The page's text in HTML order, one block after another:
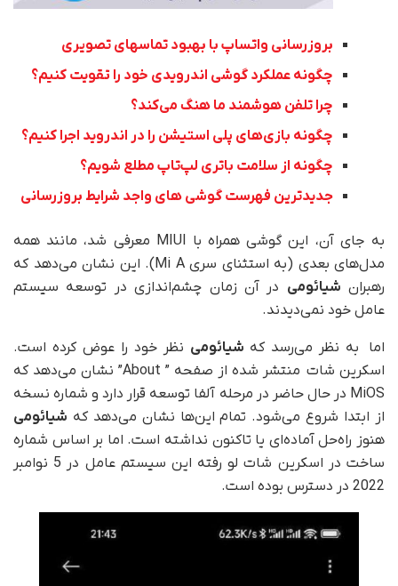
بروزرسانی واتساپ با بهبود تماسهای تصویری
چگونه عملکرد گوشی اندرویدی خود را تقویت کنیم؟
چرا تلفن هوشمند ما هنگ می‌کند؟
چگونه بازی‌های پلی استیشن را در اندروید اجرا کنیم؟
چگونه از سلامت باتری لپ‌تاپ مطلع شویم؟
جدیدترین فهرست گوشی های واجد شرایط بروزرسانی
به جای آن، این گوشی همراه با MIUI معرفی شد، مانند همه
مدل‌های بعدی (به استثنای سری Mi A). این نشان می‌دهد که
رهبران شیائومیدر آن زمان چشم‌اندازی در توسعه سیستم
عامل خود نمی‌دیدند.
اما به نظر می‌رسد که شیائومینظر خود را عوض کرده است.
اسکرین شات منتشر شده از صفحه ” About” نشان می‌دهد که
MiOS در حال حاضر در مرحله آلفا توسعه قرار دارد و شماره نسخه
از ابتدا شروع می‌شود. تمام این‌ها نشان می‌دهد که شیائومی
هنوز راه‌حل آماده‌ای یا تاکنون نداشته است. اما بر اساس شماره
ساخت در اسکرین شات لو رفته این سیستم عامل در 5 نوامبر
2022 در دسترس بوده است.